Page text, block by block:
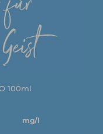
100ml
mg/l